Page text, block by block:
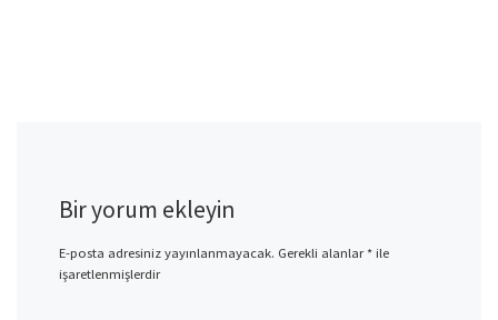
Bir yorum ekleyin
E-posta adresiniz yayınlanmayacak. Gerekli alanlar*ile
işaretlenmişlerdir